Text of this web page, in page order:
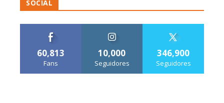
SOCIAL
60,813
Fans
10,000
Seguidores
346,900
Seguidores